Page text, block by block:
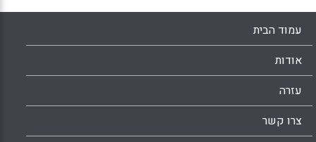
עמוד הבית
אודות
עזרה
צרו קשר